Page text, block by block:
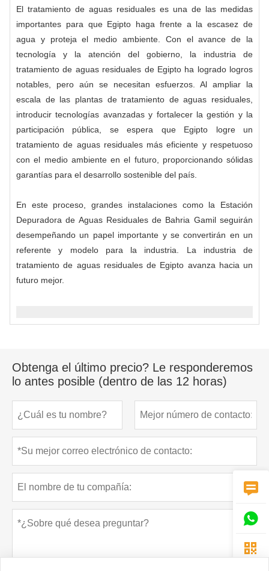
El tratamiento de aguas residuales es una de las medidas
importantes para que Egipto haga frente a la escasez de
agua y proteja el medio ambiente. Con el avance de la
tecnología y la atención del gobierno, la industria de
tratamiento de aguas residuales de Egipto ha logrado logros
notables, pero aún se necesitan esfuerzos. Al ampliar la
escala de las plantas de tratamiento de aguas residuales,
introducir tecnologías avanzadas y fortalecer la gestión y la
participación pública, se espera que Egipto logre un
tratamiento de aguas residuales más eficiente y respetuoso
con el medio ambiente en el futuro, proporcionando sólidas
garantías para el desarrollo sostenible del país.
En este proceso, grandes instalaciones como la Estación
Depuradora de Aguas Residuales de Bahria Gamil seguirán
desempeñando un papel importante y se convertirán en un
referente y modelo para la industria. La industria de
tratamiento de aguas residuales de Egipto avanza hacia un
futuro mejor.
Obtenga el último precio? Le responderemos
lo antes posible (dentro de las 12 horas)


